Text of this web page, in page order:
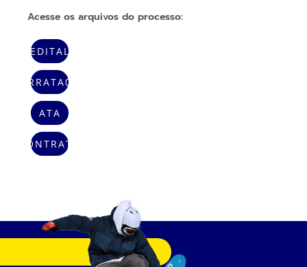
Acesse os arquivos do processo:
EDITAL
ERRATA01
ATA
CONTRATO